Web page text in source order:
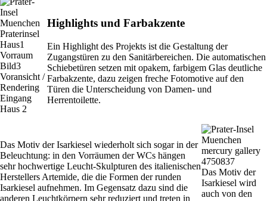
Voransicht /
Rendering
Eingang
Haus 2
Highlights und Farbakzente
Ein Highlight des Projekts ist die Gestaltung der
Zugangstüren zu den Sanitärbereichen. Die automatischen
Schiebetüren setzen mit opakem, farbigem Glas deutliche
Farbakzente, dazu zeigen freche Fotomotive auf den
Türen die Unterscheidung von Damen- und
Herrentoilette.
Das Motiv der Isarkiesel wiederholt sich sogar in der
Beleuchtung: in den Vorräumen der WCs hängen
sehr hochwertige Leucht-Skulpturen des italienischen
Herstellers Artemide, die die Formen der runden
Isarkiesel aufnehmen. Im Gegensatz dazu sind die
anderen Leuchtkörpern sehr reduziert und treten in
Das Motiv der
Isarkiesel wird
auch von den